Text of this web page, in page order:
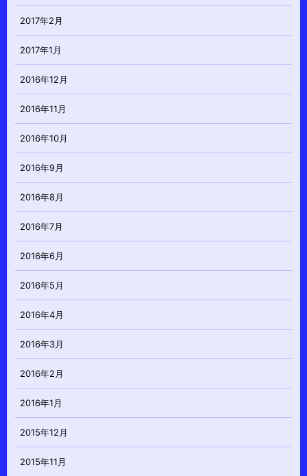
2017年2月
2017年1月
2016年12月
2016年11月
2016年10月
2016年9月
2016年8月
2016年7月
2016年6月
2016年5月
2016年4月
2016年3月
2016年2月
2016年1月
2015年12月
2015年11月